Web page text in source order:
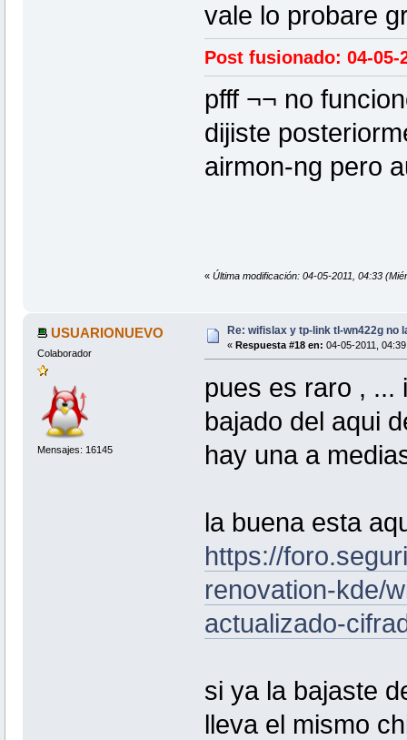
vale lo probare
Post fusionado: 04-05-
pfff ¬¬ no
dijiste
airmon-ng pero
« Última modificación: 04-05-2011, 04:33
USUARIONUEVO
Colaborador
Mensajes: 16145
Re: wifislax y tp-link tl-wn422g no
« Respuesta #18 en: 04-05-2011,
pues es raro , ...
bajado del aqui
hay una a
la buena esta
https://
renovation-kde/
actualizado-
si ya la bajaste
lleva el mismo